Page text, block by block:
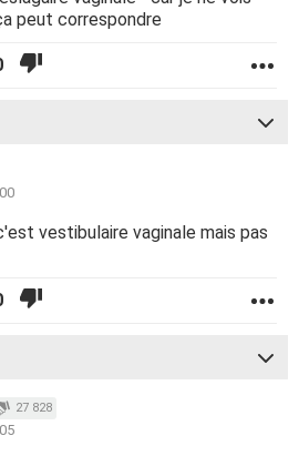
le veslagaire vaginale est-il
2 doigts; et 1 semaine après
reprenne sa taille normal; je
mes idées. :)
peut correspondre
vestibulaire vaginale mais pas
27 828